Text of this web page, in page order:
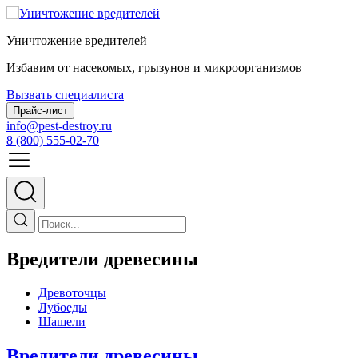
Уничтожение вредителей
Избавим от насекомых, грызунов и микроорганизмов
Вызвать специалиста
Прайс-лист
info@pest-destroy.ru
8 (800) 555-02-70
Вредители древесины
Древоточцы
Лубоеды
Шашели